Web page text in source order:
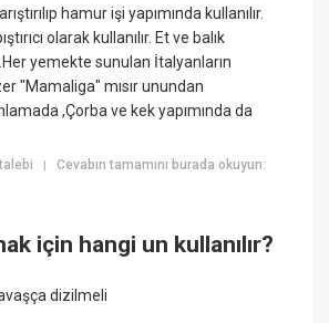
hamur işi yapımında kullanılır.
olarak kullanılır. Et ve balık
yemekte sunulan İtalyanların
"Mamaliga" mısır unundan
,Çorba ve kek yapımında da
|Cevabın tamamını burada okuyun:
için hangi un kullanılır?
dizilmeli